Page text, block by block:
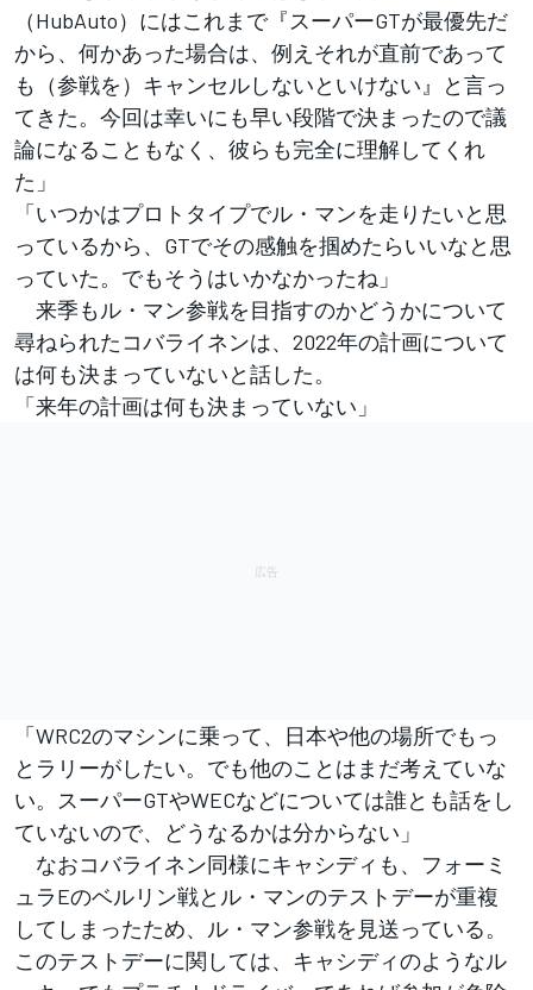
（HubAuto）にはこれまで『スーパーGTが最優先だ
から、何かあった場合は、例えそれが直前であって
も（参戦を）キャンセルしないといけない』と言っ
てきた。今回は幸いにも早い段階で決まったので議
論になることもなく、彼らも完全に理解してくれ
た」
「いつかはプロトタイプでル・マンを走りたいと思
っているから、GTでその感触を掴めたらいいなと思
っていた。でもそうはいかなかったね」
来季もル・マン参戦を目指すのかどうかについて
尋ねられたコバライネンは、2022年の計画について
は何も決まっていないと話した。
「来年の計画は何も決まっていない」
「WRC2のマシンに乗って、日本や他の場所でもっ
とラリーがしたい。でも他のことはまだ考えていな
い。スーパーGTやWECなどについては誰とも話をし
ていないので、どうなるかは分からない」
なおコバライネン同様にキャシディも、フォーミ
ュラEのベルリン戦とル・マンのテストデーが重複
してしまったため、ル・マン参戦を見送っている。
このテストデーに関しては、キャシディのようなル